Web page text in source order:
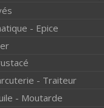
- Epice
- Traiteur
- Moutarde